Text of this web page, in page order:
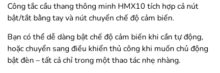
Công tắc cầu thang thông minh HMX10 tích hợp cả nút
bật/tắt bằng tay và nút chuyển chế độ cảm biến.
Bạn có thể dễ dàng bật chế độ cảm biến khi cần tự động,
hoặc chuyển sang điều khiển thủ công khi muốn chủ động
bật đèn – tất cả chỉ trong một thao tác nhẹ nhàng.